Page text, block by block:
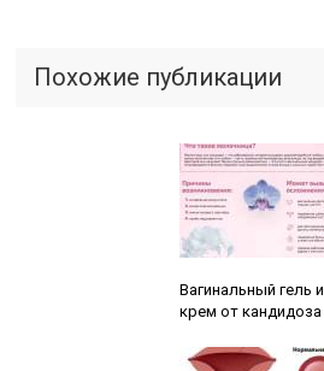
Похожие публикации
Вагинальный гель и
крем от кандидоза